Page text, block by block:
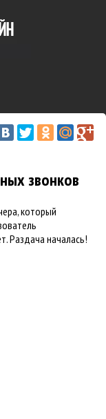
звонков
который
Раздача началась!